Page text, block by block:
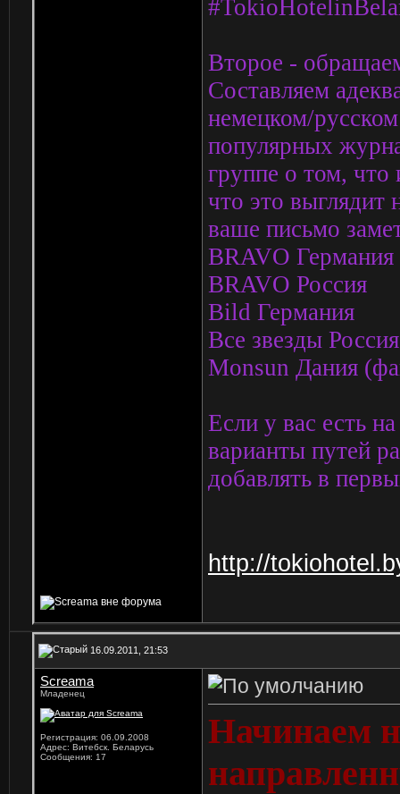
Второе -
Составляем
немецком/
популярных
группе о том,
что это выглядит
ваше письмо
BRAVO Германия
BRAVO Россия
Bild Германия
Все звезды Россия
Monsun Дания
Если у вас есть
варианты путей
добавлять в
http://
16.09.2011, 21:53
Screama
Младенец
Регистрация: 06.09.2008
Адрес: Витебск. Беларусь
Сообщения: 17
Начинаем